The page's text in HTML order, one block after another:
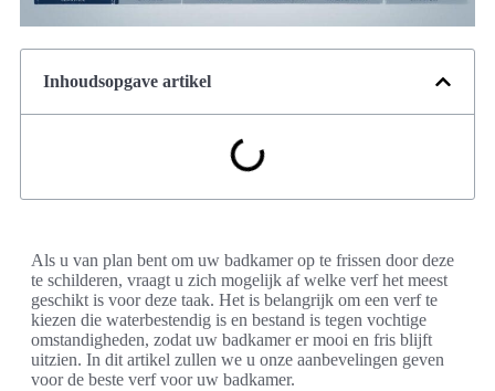
Inhoudsopgave artikel
Als u van plan bent om uw badkamer op te frissen door deze
te schilderen, vraagt u zich mogelijk af welke verf het meest
geschikt is voor deze taak. Het is belangrijk om een verf te
kiezen die waterbestendig is en bestand is tegen vochtige
omstandigheden, zodat uw badkamer er mooi en fris blijft
uitzien. In dit artikel zullen we u onze aanbevelingen geven
voor de beste verf voor uw badkamer.